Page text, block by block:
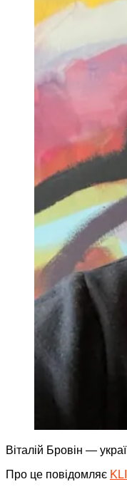
Віталій Бровін —
Про це повідомляє